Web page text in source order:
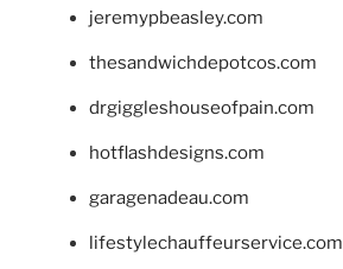
jeremypbeasley.com
thesandwichdepotcos.com
drgiggleshouseofpain.com
hotflashdesigns.com
garagenadeau.com
lifestylechauffeurservice.com